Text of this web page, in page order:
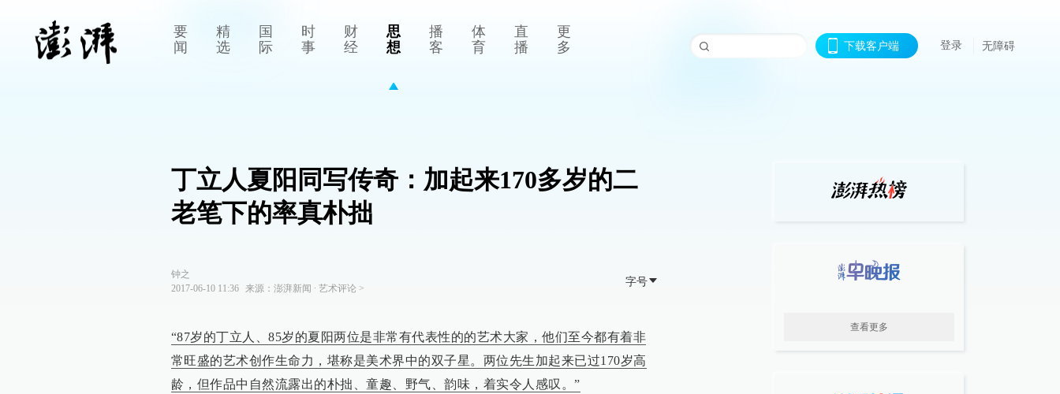
要
闻
精
选
国
际
时
事
财
经
思
想
播
客
体
育
直
播
更
多
下载客户端 登录 无障碍
丁立人夏阳同写传奇：加起来170多岁的二
老笔下的率真朴拙
钟之
2017-06-10 11:36
来源： 澎湃新闻 ∙ 艺术评论 >
字号
“87岁的丁立人、85岁的夏阳两位是非常有代表性的的艺术大家，他们至今都有着非
常旺盛的艺术创作生命力，堪称是美术界中的双子星。两位先生加起来已过170岁高
龄，但作品中自然流露出的朴拙、童趣、野气、韵味，着实令人感叹。”
查看更多